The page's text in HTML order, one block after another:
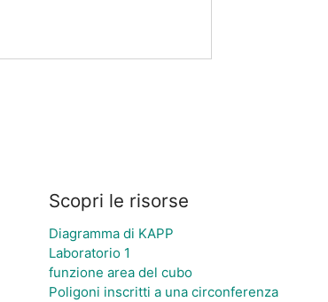
Scopri le risorse
Diagramma di KAPP
Laboratorio 1
funzione area del cubo
Poligoni inscritti a una circonferenza